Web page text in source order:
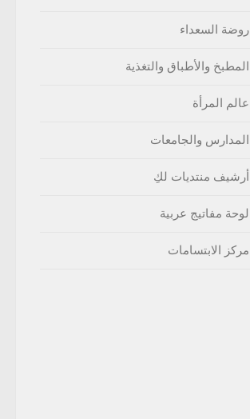
روضة السعداء
المطبخ والأطباق والتغذية
عالم المرأة
المدارس والجامعات
أرشيف منتديات لكِ
لوحة مفاتيج عربية
مركز الابتسامات